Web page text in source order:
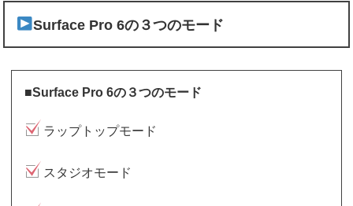
Surface Pro 6の３つのモード
■Surface Pro 6の３つのモード
ラップトップモード
スタジオモード